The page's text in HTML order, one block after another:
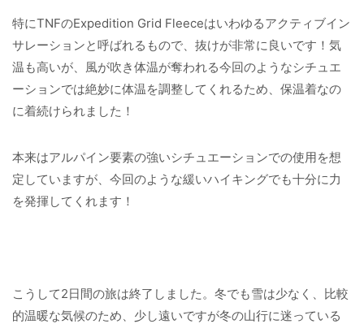
特にTNFのExpedition Grid Fleeceはいわゆるアクティブイン
サレーションと呼ばれるもので、抜けが非常に良いです！気
温も高いが、風が吹き体温が奪われる今回のようなシチュエ
ーションでは絶妙に体温を調整してくれるため、保温着なの
に着続けられました！
本来はアルパイン要素の強いシチュエーションでの使用を想
定していますが、今回のような緩いハイキングでも十分に力
を発揮してくれます！
こうして2日間の旅は終了しました。冬でも雪は少なく、比較
的温暖な気候のため、少し遠いですが冬の山行に迷っている